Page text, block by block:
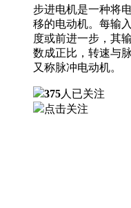
步进电机是一种将
移的电动机。每输
度或前进一步，其
数成正比，转速与
又称脉冲电动机。
375人已关注
点击关注